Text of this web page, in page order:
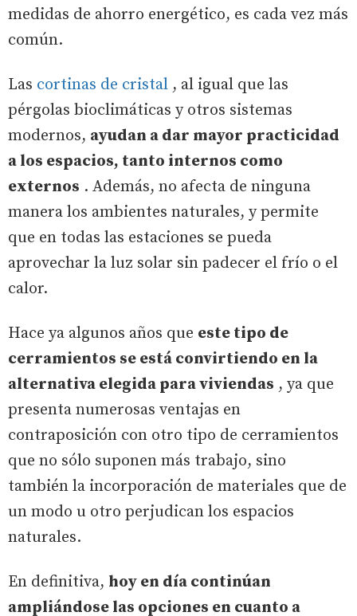
medidas de ahorro energético, es cada vez más
común.
Las cortinas de cristal , al igual que las
pérgolas bioclimáticas y otros sistemas
modernos, ayudan a dar mayor practicidad
a los espacios, tanto internos como
externos . Además, no afecta de ninguna
manera los ambientes naturales, y permite
que en todas las estaciones se pueda
aprovechar la luz solar sin padecer el frío o el
calor.
Hace ya algunos años que este tipo de
cerramientos se está convirtiendo en la
alternativa elegida para viviendas , ya que
presenta numerosas ventajas en
contraposición con otro tipo de cerramientos
que no sólo suponen más trabajo, sino
también la incorporación de materiales que de
un modo u otro perjudican los espacios
naturales.
En definitiva, hoy en día continúan
ampliándose las opciones en cuanto a